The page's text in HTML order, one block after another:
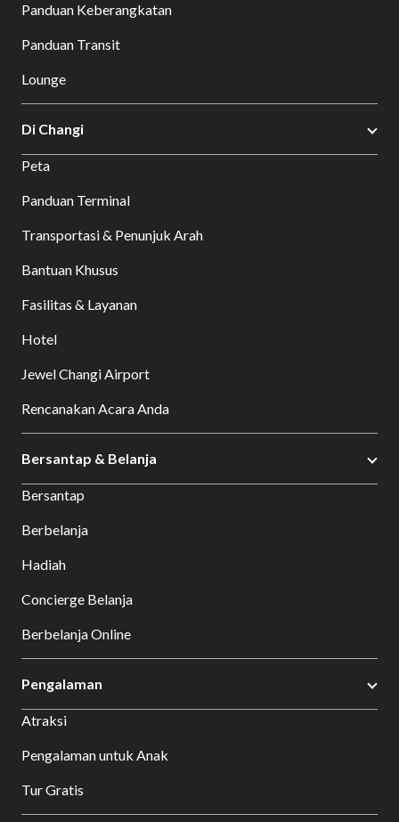
Panduan Keberangkatan
Panduan Transit
Lounge
Di Changi
Peta
Panduan Terminal
Transportasi & Penunjuk Arah
Bantuan Khusus
Fasilitas & Layanan
Hotel
Jewel Changi Airport
Rencanakan Acara Anda
Bersantap & Belanja
Bersantap
Berbelanja
Hadiah
Concierge Belanja
Berbelanja Online
Pengalaman
Atraksi
Pengalaman untuk Anak
Tur Gratis